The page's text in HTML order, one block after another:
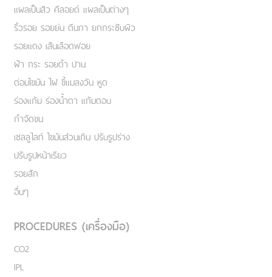
แผลเป็นสิว คีลอยด์ แผลเป็นต่างๆ
ริ้วรอย รอยย่น ตีนกา ยกกระชับผิว
รอยแดง เส้นเลือดฟอย
ฝ้า กระ รอยดำ ปาน
ต่อมไขมัน ไฝ ขี้แมลงวัน หูด
ร่องแก้ม ร่องน้ำตา แก้มตอบ
กำจัดขน
เชลลูไลท์ ไขมันส่วนเกิน ปรับรูปร่าง
ปรับรูปหน้าเรียว
รอยสัก
อื่นๆ
PROCEDURES (เครื่องมือ)
CO2
IPL